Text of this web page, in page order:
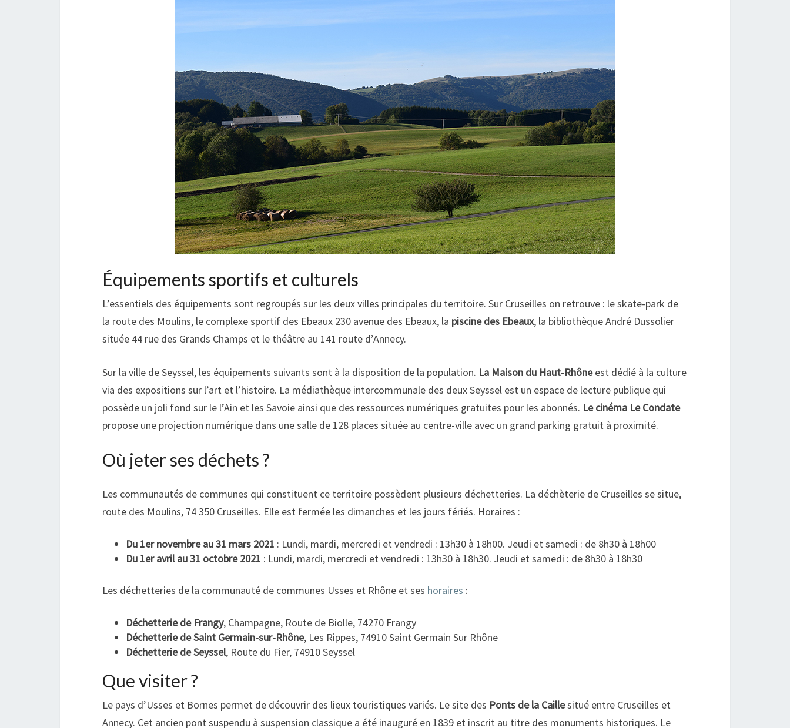
Équipements sportifs et culturels
L’essentiels des équipements sont regroupés sur les deux villes principales du territoire. Sur Cruseilles on retrouve : le skate-park de
la route des Moulins, le complexe sportif des Ebeaux 230 avenue des Ebeaux, la piscine des Ebeaux, la bibliothèque André Dussolier
située 44 rue des Grands Champs et le théâtre au 141 route d’Annecy.
Sur la ville de Seyssel, les équipements suivants sont à la disposition de la population. La Maison du Haut-Rhôneest dédié à la culture
via des expositions sur l’art et l’histoire. La médiathèque intercommunale des deux Seyssel est un espace de lecture publique qui
possède un joli fond sur le l’Ain et les Savoie ainsi que des ressources numériques gratuites pour les abonnés. Le cinéma Le Condate
propose une projection numérique dans une salle de 128 places située au centre-ville avec un grand parking gratuit à proximité.
Où jeter ses déchets ?
Les communautés de communes qui constituent ce territoire possèdent plusieurs déchetteries. La déchèterie de Cruseilles se situe,
route des Moulins, 74 350 Cruseilles. Elle est fermée les dimanches et les jours fériés. Horaires :
Du 1er novembre au 31 mars 2021 : Lundi, mardi, mercredi et vendredi : 13h30 à 18h00. Jeudi et samedi : de 8h30 à 18h00
Du 1er avril au 31 octobre 2021 : Lundi, mardi, mercredi et vendredi : 13h30 à 18h30. Jeudi et samedi : de 8h30 à 18h30
Les déchetteries de la communauté de communes Usses et Rhône et ses horaires :
Déchetterie de Frangy, Champagne, Route de Biolle, 74270 Frangy
Déchetterie de Saint Germain-sur-Rhône, Les Rippes, 74910 Saint Germain Sur Rhône
Déchetterie de Seyssel, Route du Fier, 74910 Seyssel
Que visiter ?
Le pays d’Usses et Bornes permet de découvrir des lieux touristiques variés. Le site des Ponts de la Caillesitué entre Cruseilles et
Annecy. Cet ancien pont suspendu à suspension classique a été inauguré en 1839 et inscrit au titre des monuments historiques. Le